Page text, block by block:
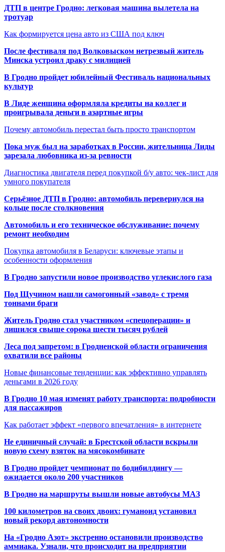
ДТП в центре Гродно: легковая машина вылетела на
тротуар
Как формируется цена авто из США под ключ
После фестиваля под Волковыском нетрезвый житель
Минска устроил драку с милицией
В Гродно пройдет юбилейный Фестиваль национальных
культур
В Лиде женщина оформляла кредиты на коллег и
проигрывала деньги в азартные игры
Почему автомобиль перестал быть просто транспортом
Пока муж был на заработках в России, жительница Лиды
зарезала любовника из-за ревности
Диагностика двигателя перед покупкой б/у авто: чек-лист для
умного покупателя
Серьёзное ДТП в Гродно: автомобиль перевернулся на
кольце после столкновения
Автомобиль и его техническое обслуживание: почему
ремонт необходим
Покупка автомобиля в Беларуси: ключевые этапы и
особенности оформления
В Гродно запустили новое производство углекислого газа
Под Щучином нашли самогонный «завод» с тремя
тоннами браги
Житель Гродно стал участником «спецоперации» и
лишился свыше сорока шести тысяч рублей
Леса под запретом: в Гродненской области ограничения
охватили все районы
Новые финансовые тенденции: как эффективно управлять
деньгами в 2026 году
В Гродно 10 мая изменят работу транспорта: подробности
для пассажиров
Как работает эффект «первого впечатления» в интернете
Не единичный случай: в Брестской области вскрыли
новую схему взяток на мясокомбинате
В Гродно пройдет чемпионат по бодибилдингу —
ожидается около 200 участников
В Гродно на маршруты вышли новые автобусы МАЗ
100 километров на своих двоих: гуманоид установил
новый рекорд автономности
На «Гродно Азот» экстренно остановили производство
аммиака. Узнали, что происходит на предприятии